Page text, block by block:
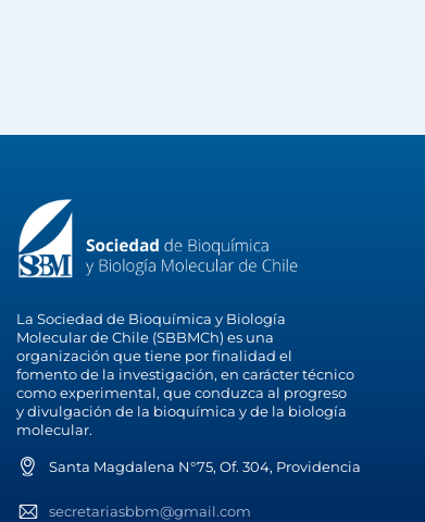
La Sociedad de Bioquímica y Biología
Molecular de Chile (SBBMCh) es una
organización que tiene por finalidad el
fomento de la investigación, en carácter técnico
como experimental, que conduzca al progreso
y divulgación de la bioquímica y de la biología
molecular.
Santa Magdalena N°75, Of. 304, Providencia
secretariasbbm@gmail.com